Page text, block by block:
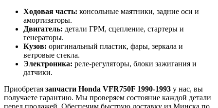
Ходовая часть: консольные маятники, задние оси и
амортизаторы.
Двигатель: детали ГРМ, сцепление, стартеры и
генераторы.
Кузов: оригинальный пластик, фары, зеркала и
ветровые стекла.
Электроника: реле-регуляторы, блоки зажигания и
датчики.
Приобретая запчасти Honda VFR750F 1990-1993 у нас, вы
получаете гарантию. Мы проверяем состояние каждой детали
перед продажей. Обеспечим быструю доставку из Минска по